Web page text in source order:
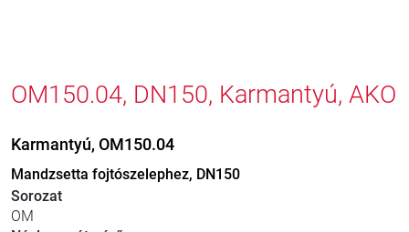
OM150.04, DN150, Karmantyú, AKO
Karmantyú, OM150.04
Mandzsetta fojtószelephez, DN150
Sorozat
OM